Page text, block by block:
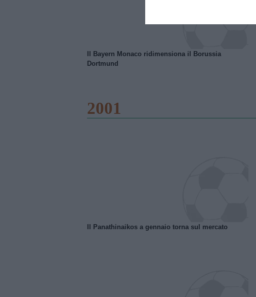
Il Bayern Monaco ridimensiona il Borussia
Dortmund
2001
Il Panathinaikos a gennaio torna sul mercato